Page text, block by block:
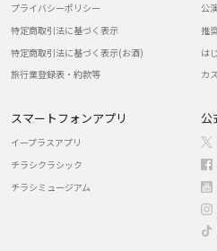
プライバシーポリシー
特定商取引法に基づく表示
特定商取引法に基づく表示(お酒)
旅行業登録表・約款等
公
推
は
カ
スマートフォンアプリ
イープラスアプリ
チラシクラシック
チラシミュージアム
公